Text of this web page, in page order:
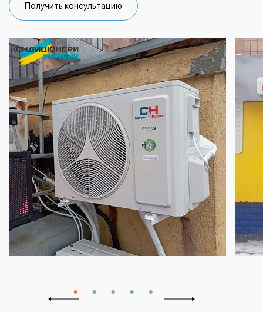
Получить консультацию